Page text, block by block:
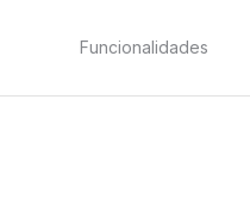
Funcionalidades